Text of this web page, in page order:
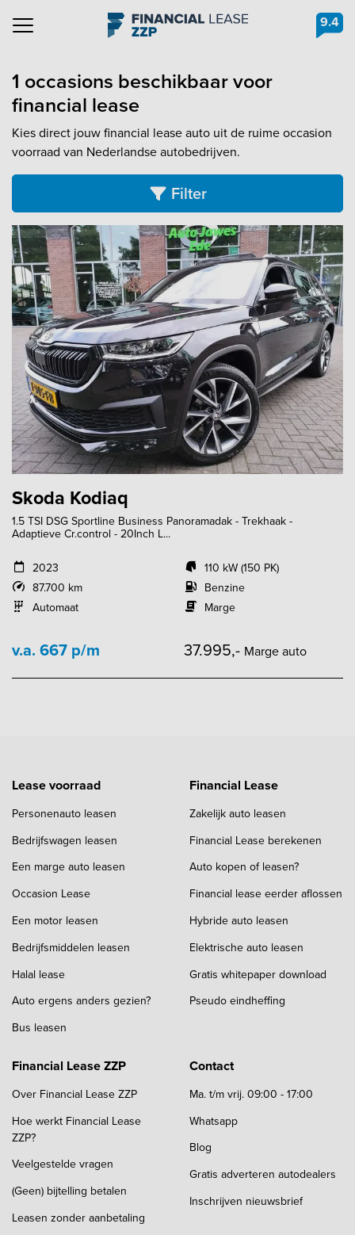
Navigation 9.4
1 occasions beschikbaar voor
financial lease
Kies direct jouw financial lease auto uit de ruime occasion
voorraad van Nederlandse autobedrijven.
Filter
Skoda Kodiaq
1.5 TSI DSG Sportline Business Panoramadak - Trekhaak -
Adaptieve Cr.control - 20Inch L...
2023
87.700 km
Automaat
110 kW (150 PK)
Benzine
Marge
v.a. 667 p/m 37.995,- Marge auto
Lease voorraad
Personenauto leasen
Bedrijfswagen leasen
Een marge auto leasen
Occasion Lease
Een motor leasen
Bedrijfsmiddelen leasen
Halal lease
Auto ergens anders gezien?
Bus leasen
Financial Lease
Zakelijk auto leasen
Financial Lease berekenen
Auto kopen of leasen?
Financial lease eerder aflossen
Hybride auto leasen
Elektrische auto leasen
Gratis whitepaper download
Pseudo eindheffing
Financial Lease ZZP
Over Financial Lease ZZP
Hoe werkt Financial Lease
ZZP?
Veelgestelde vragen
(Geen) bijtelling betalen
Leasen zonder aanbetaling
Contact
Ma. t/m vrij. 09:00 - 17:00
Whatsapp
Blog
Gratis adverteren autodealers
Inschrijven nieuwsbrief